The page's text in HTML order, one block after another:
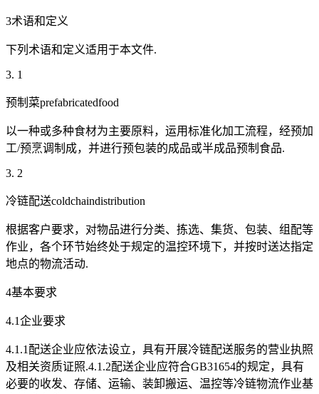
3术语和定义
下列术语和定义适用于本文件.
3. 1
预制菜prefabricatedfood
以一种或多种食材为主要原料，运用标准化加工流程，经预加
工/预烹调制成，并进行预包装的成品或半成品预制食品.
3. 2
冷链配送coldchaindistribution
根据客户要求，对物品进行分类、拣选、集货、包装、组配等
作业，各个环节始终处于规定的温控环境下，并按时送达指定
地点的物流活动.
4基本要求
4.1企业要求
4.1.1配送企业应依法设立，具有开展冷链配送服务的营业执照
及相关资质证照.4.1.2配送企业应符合GB31654的规定，具有
必要的收发、存储、运输、装卸搬运、温控等冷链物流作业基